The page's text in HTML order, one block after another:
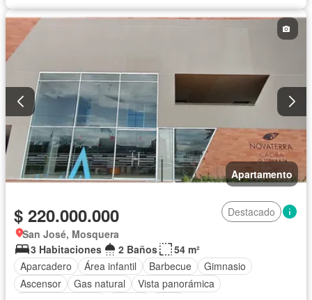
Apartamento
$ 220.000.000
Destacado
San José, Mosquera
3 Habitaciones
2 Baños
54 m²
Aparcadero
Área infantil Barbecue
Gimnasio
Ascensor
Gas natural
Vista panorámica